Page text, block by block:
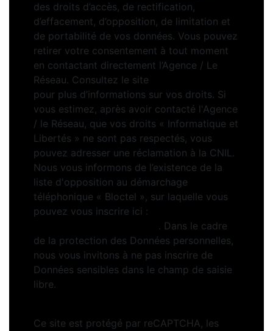
des droits d’accès, de rectification,
d’effacement, d’opposition, de limitation et
de portabilité de vos données. Vous pouvez
retirer votre consentement à tout moment
en contactant directement l’Agence / Le
Réseau. Consultez le site
pour plus d’informations sur vos droits. Si
vous estimez, après avoir contacté l'Agence
/ le Réseau, que vos droits « Informatique et
Libertés » ne sont pas respectés, vous
pouvez adresser une réclamation à la CNIL.
Nous vous informons de l’existence de la
liste d'opposition au démarchage
téléphonique « Bloctel », sur laquelle vous
pouvez vous inscrire ici :
. Dans le cadre
de la protection des Données personnelles,
nous vous invitons à ne pas inscrire de
Données sensibles dans le champ de saisie
libre.
Ce site est protégé par reCAPTCHA, les